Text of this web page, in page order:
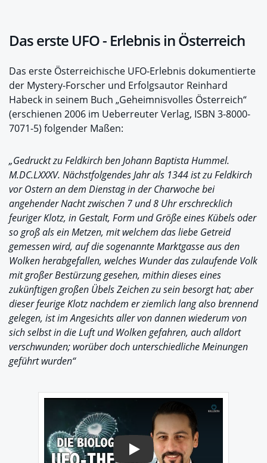
Das erste UFO - Erlebnis in Österreich
Das erste Österreichische UFO-Erlebnis dokumentierte
der Mystery-Forscher und Erfolgsautor Reinhard
Habeck in seinem Buch „Geheimnisvolles Österreich“
(erschienen 2006 im Ueberreuter Verlag, ISBN 3-8000-
7071-5) folgender Maßen:
„Gedruckt zu Feldkirch ben Johann Baptista Hummel.
M.DC.LXXXV. Nächstfolgendes Jahr als 1344 ist zu Feldkirch
vor Ostern an dem Dienstag in der Charwoche bei
angehender Nacht zwischen 7 und 8 Uhr erschrecklich
feuriger Klotz, in Gestalt, Form und Größe eines Kübels oder
so groß als ein Metzen, mit welchem das liebe Getreid
gemessen wird, auf die sogenannte Marktgasse aus den
Wolken herabgefallen, welches Wunder das zulaufende Volk
mit großer Bestürzung gesehen, mithin dieses eines
zukünftigen großen Übels Zeichen zu sein besorgt hat; aber
dieser feurige Klotz nachdem er ziemlich lang also brennend
gelegen, ist im Angesichts aller von dannen wiederum von
sich selbst in die Luft und Wolken gefahren, auch alldort
verschwunden; worüber doch unterschiedliche Meinungen
geführt wurden“
Play